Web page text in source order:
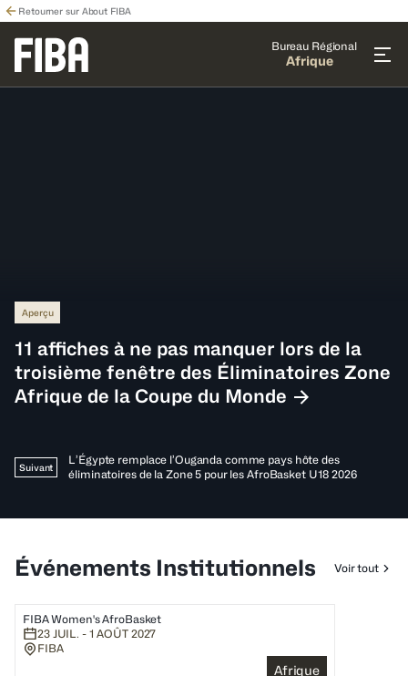
Retourner sur About FIBA
Bureau Régional
Afrique
Aperçu
11 affiches à ne pas manquer lors de la
troisième fenêtre des Éliminatoires Zone
Afrique de la Coupe du Monde
Suivant
L’Égypte remplace l’Ouganda comme pays hôte des
éliminatoires de la Zone 5 pour les AfroBasket U18 2026
Événements Institutionnels Voir tout
Afrique
FIBA Women's AfroBasket
23 JUIL. - 1 AOÛT 2027
FIBA